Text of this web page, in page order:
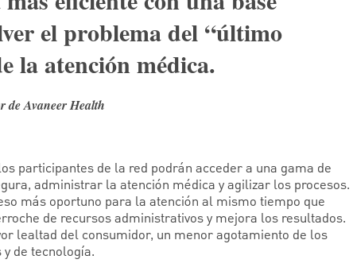
el problema del “último
la atención médica.
Avaneer Health
participantes de la red podrán acceder a una gama de
administrar la atención médica y agilizar los procesos.
más oportuno para la atención al mismo tiempo que
de recursos administrativos y mejora los resultados.
lealtad del consumidor, un menor agotamiento de los
de tecnología.